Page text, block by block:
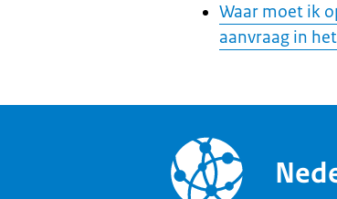
Waar moet ik
aanvraag in